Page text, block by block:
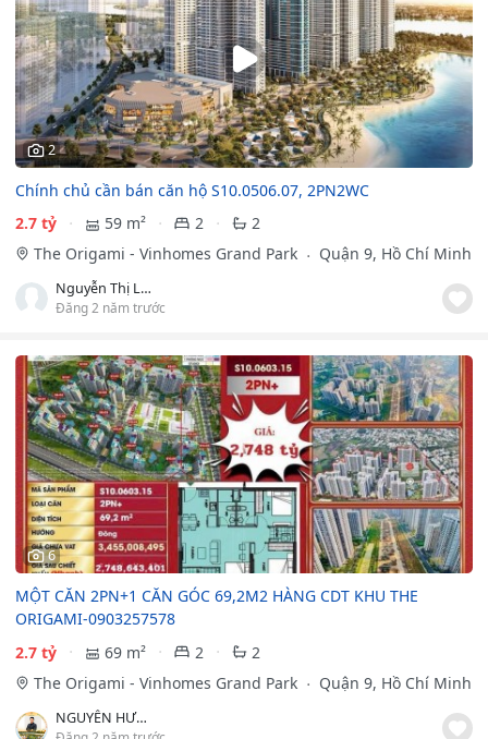
2
Chính chủ cần bán căn hộ S10.0506.07, 2PN2WC
2.7 tỷ
59 m² 2
2
The Origami - Vinhomes Grand Park
Quận 9, Hồ Chí Minh
Nguyễn Thị Loan
Đăng 2 năm trước
6
MỘT CĂN 2PN+1 CĂN GÓC 69,2M2 HÀNG CDT KHU THE
ORIGAMI-0903257578
2.7 tỷ
69 m² 2
2
The Origami - Vinhomes Grand Park
Quận 9, Hồ Chí Minh
NGUYỄN HƯNG